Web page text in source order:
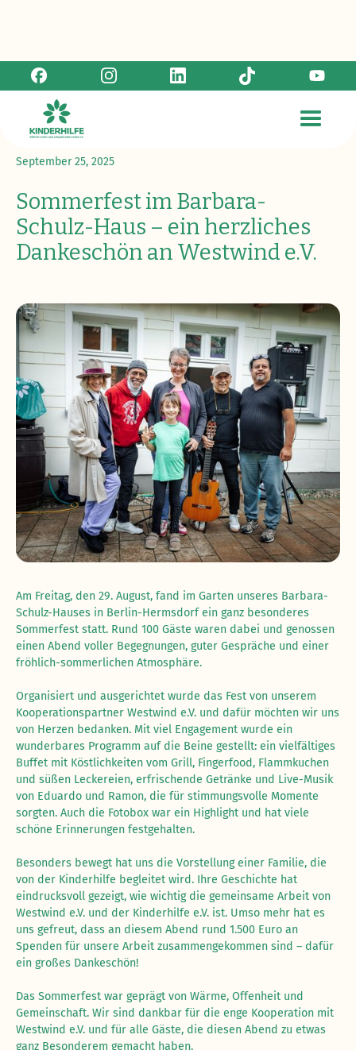
September 25, 2025
Sommerfest im Barbara-
Schulz-Haus – ein herzliches
Dankeschön an Westwind e.V.
Am Freitag, den 29. August, fand im Garten unseres Barbara-
Schulz-Hauses in Berlin-Hermsdorf ein ganz besonderes
Sommerfest statt. Rund 100 Gäste waren dabei und genossen
einen Abend voller Begegnungen, guter Gespräche und einer
fröhlich-sommerlichen Atmosphäre.
Organisiert und ausgerichtet wurde das Fest von unserem
Kooperationspartner Westwind e.V. und dafür möchten wir uns
von Herzen bedanken. Mit viel Engagement wurde ein
wunderbares Programm auf die Beine gestellt: ein vielfältiges
Buffet mit Köstlichkeiten vom Grill, Fingerfood, Flammkuchen
und süßen Leckereien, erfrischende Getränke und Live-Musik
von Eduardo und Ramon, die für stimmungsvolle Momente
sorgten. Auch die Fotobox war ein Highlight und hat viele
schöne Erinnerungen festgehalten.
Besonders bewegt hat uns die Vorstellung einer Familie, die
von der Kinderhilfe begleitet wird. Ihre Geschichte hat
eindrucksvoll gezeigt, wie wichtig die gemeinsame Arbeit von
Westwind e.V. und der Kinderhilfe e.V. ist. Umso mehr hat es
uns gefreut, dass an diesem Abend rund 1.500 Euro an
Spenden für unsere Arbeit zusammengekommen sind – dafür
ein großes Dankeschön!
Das Sommerfest war geprägt von Wärme, Offenheit und
Gemeinschaft. Wir sind dankbar für die enge Kooperation mit
Westwind e.V. und für alle Gäste, die diesen Abend zu etwas
ganz Besonderem gemacht haben.